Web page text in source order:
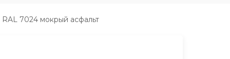
7024 мокрый асфальт